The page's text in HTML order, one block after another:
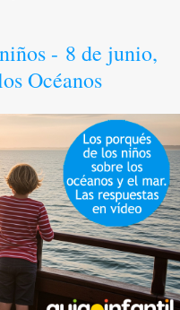
- 8 de junio,
Océanos